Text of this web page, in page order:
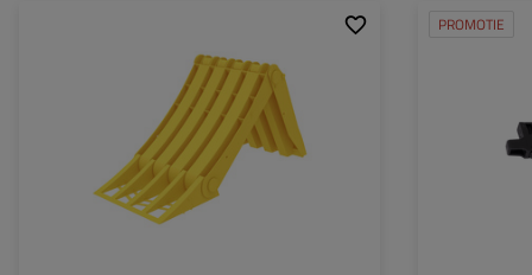
472 mm
199 mm
230 mm
kunststof
PROMOTIE